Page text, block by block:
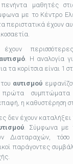
μαθητές
με το Κέντρο
περιστατικά έχουν
αυτισμό . Η αναλογία
τα κορίτσια είναι 1
αυτισμού
πρώτα
η καθυστέρηση
δεν έχουν καταλήξει
. Σύμφωνα με
Διαταραχών, τόσο
παράγοντες